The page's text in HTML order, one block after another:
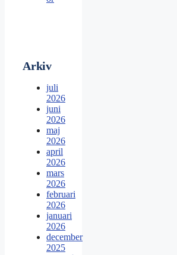
Arkiv
juli
2026
juni
2026
maj
2026
april
2026
mars
2026
februari
2026
januari
2026
december
2025